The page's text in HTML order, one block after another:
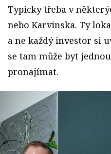
Typicky třeba v
nebo Karvinska. Ty
a ne každý investor si
se tam může byt
pronajímat.